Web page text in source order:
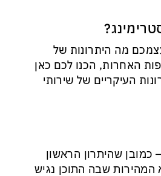
מה היתרונות של
האחרות, הכנו לכם כאן
העיקריים של שירותי
כמובן שהיתרון הראשון
המהירות שבה התוכן נגיש